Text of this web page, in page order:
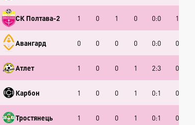
СК Полтава-2 1 0 1 0 0:0 1
Авангард 0 0 0 0 0:0 0
Атлет 1 0 0 1 2:3 0
Карбон 1 0 0 1 0:1 0
Тростянець 1 0 0 1 0:1 0